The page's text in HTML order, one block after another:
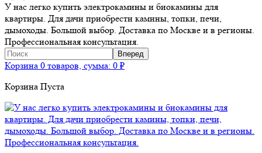
У нас легко купить электрокамины и биокамины для
квартиры. Для дачи приобрести камины, топки, печи,
дымоходы. Большой выбор. Доставка по Москве и в регионы.
Профессиональная консультация.
Корзина 0 товаров, сумма: 0 ₽
Корзина Пуста